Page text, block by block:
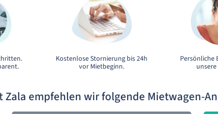
Kostenlose Stornierung bis 24h
vor Mietbeginn.
Persönliche
Zala empfehlen wir folgende Mietwagen-